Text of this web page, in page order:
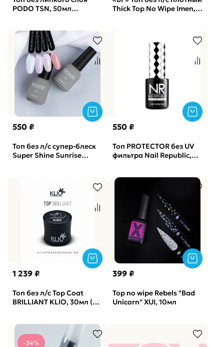
PODO TSN, 50мл
Thick Top No Wipe Imen,
550 ₽
Топ без л/с супер-блеск
Super Shine Sunrise
550 ₽
Топ PROTECTOR без UV
фильтра Nail Republic,
1 239 ₽
Топ без л/с Top Coat
BRILLIANT KLIO, 30мл (с
399 ₽
Top no wipe Rebels "Bad
Unicorn" XUI, 10мл
-34%